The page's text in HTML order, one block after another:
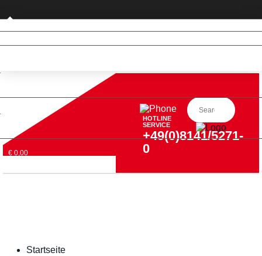
Privatkunde (nur DE)
€ 0,00
HOTLINE
SERVICE
+49(0)8141/5271-
0
Startseite